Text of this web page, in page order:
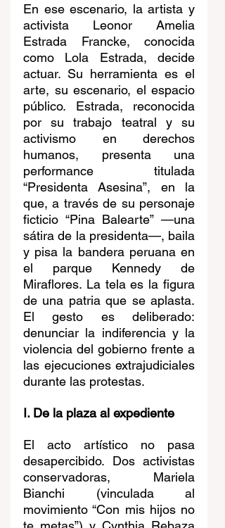
En ese escenario, la artista y
activista Leonor Amelia
Estrada Francke, conocida
como Lola Estrada, decide
actuar. Su herramienta es el
arte, su escenario, el espacio
público. Estrada, reconocida
por su trabajo teatral y su
activismo en derechos
humanos, presenta una
performance titulada
“Presidenta Asesina”, en la
que, a través de su personaje
ficticio “Pina Balearte” —una
sátira de la presidenta—, baila
y pisa la bandera peruana en
el parque Kennedy de
Miraflores. La tela es la figura
de una patria que se aplasta.
El gesto es deliberado:
denunciar la indiferencia y la
violencia del gobierno frente a
las ejecuciones extrajudiciales
durante las protestas.
I. De la plaza al expediente
El acto artístico no pasa
desapercibido. Dos activistas
conservadoras, Mariela
Bianchi (vinculada al
movimiento “Con mis hijos no